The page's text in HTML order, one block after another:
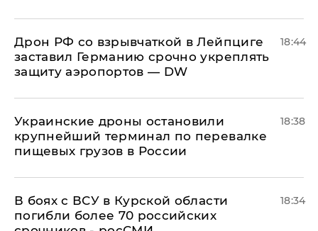
​Дрон РФ со взрывчаткой в Лейпциге
заставил Германию срочно укреплять
защиту аэропортов — DW
18:44
Украинские дроны остановили
крупнейший терминал по перевалке
пищевых грузов в России
18:38
В боях с ВСУ в Курской области
погибли более 70 российских
18:34